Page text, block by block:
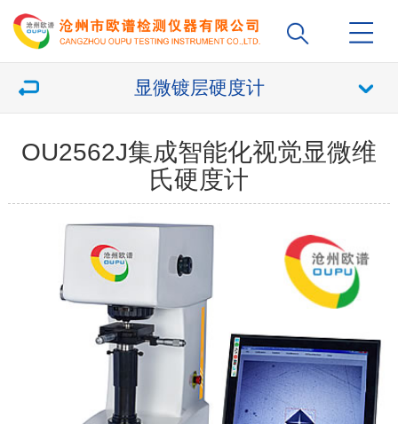
显微镀层硬度计
OU2562J集成智能化视觉显微维
氏硬度计